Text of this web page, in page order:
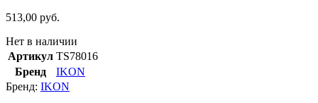
513,00 руб.
Нет в наличии
Артикул TS78016
Бренд
IKON
Бренд: IKON